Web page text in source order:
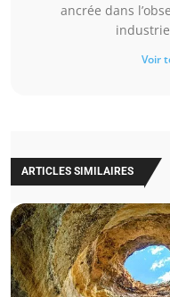
ancrée dans
Voir
ARTICLES SIMILAIRES